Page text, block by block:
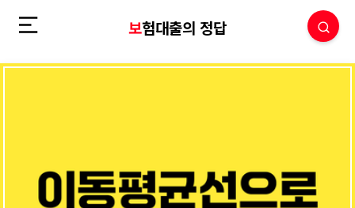
보험대출의 정답